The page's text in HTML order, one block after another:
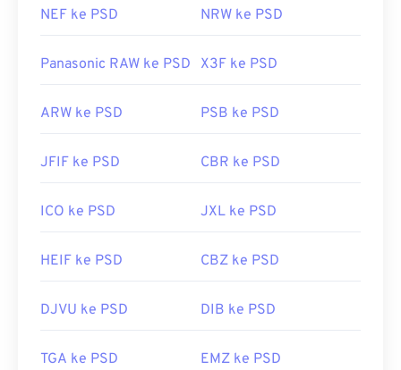
NEF ke PSD NRW ke PSD
Panasonic RAW ke PSD X3F ke PSD
ARW ke PSD PSB ke PSD
JFIF ke PSD CBR ke PSD
ICO ke PSD JXL ke PSD
HEIF ke PSD CBZ ke PSD
DJVU ke PSD DIB ke PSD
TGA ke PSD EMZ ke PSD